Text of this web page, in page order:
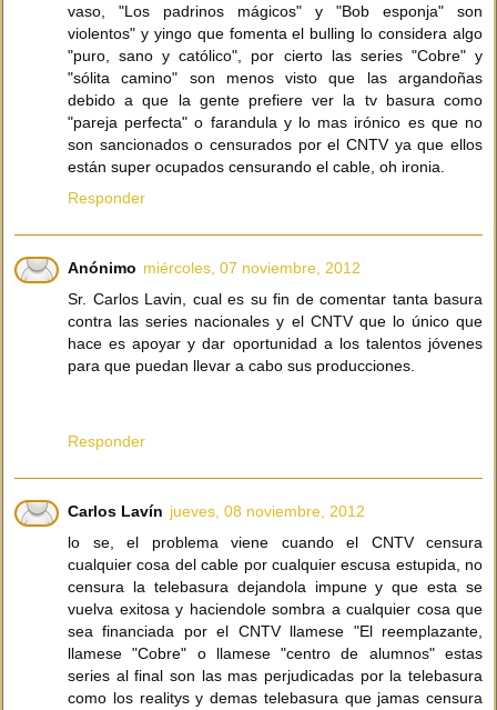
vaso, "Los padrinos mágicos" y "Bob esponja" son
violentos" y yingo que fomenta el bulling lo considera algo
"puro, sano y católico", por cierto las series "Cobre" y
"sólita camino" son menos visto que las argandoñas
debido a que la gente prefiere ver la tv basura como
"pareja perfecta" o farandula y lo mas irónico es que no
son sancionados o censurados por el CNTV ya que ellos
están super ocupados censurando el cable, oh ironia.
Responder
Anónimo miércoles, 07 noviembre, 2012
Sr. Carlos Lavin, cual es su fin de comentar tanta basura
contra las series nacionales y el CNTV que lo único que
hace es apoyar y dar oportunidad a los talentos jóvenes
para que puedan llevar a cabo sus producciones.
Responder
Carlos Lavín jueves, 08 noviembre, 2012
lo se, el problema viene cuando el CNTV censura
cualquier cosa del cable por cualquier escusa estupida, no
censura la telebasura dejandola impune y que esta se
vuelva exitosa y haciendole sombra a cualquier cosa que
sea financiada por el CNTV llamese "El reemplazante,
llamese "Cobre" o llamese "centro de alumnos" estas
series al final son las mas perjudicadas por la telebasura
como los realitys y demas telebasura que jamas censura